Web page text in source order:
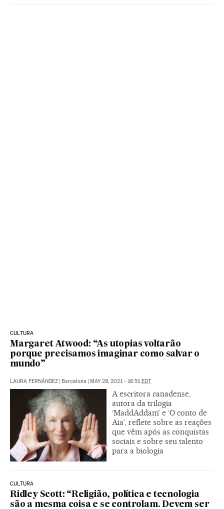
CULTURA
Margaret Atwood: “As utopias voltarão
porque precisamos imaginar como salvar o
mundo”
LAURA FERNÁNDEZ Barcelona MAY 29, 2021 - 16:51 EDT
A escritora canadense,
autora da trilogia
‘MaddAddam’ e ‘O conto de
Aia’, reflete sobre as reações
que vêm após as conquistas
sociais e sobre seu talento
para a biologia
CULTURA
Ridley Scott: “Religião, política e tecnologia
são a mesma coisa e se controlam. Devem ser